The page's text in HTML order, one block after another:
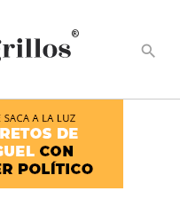
®
search